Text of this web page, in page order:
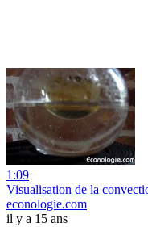
1:09
Visualisation de la
econologie.com
il y a 15 ans